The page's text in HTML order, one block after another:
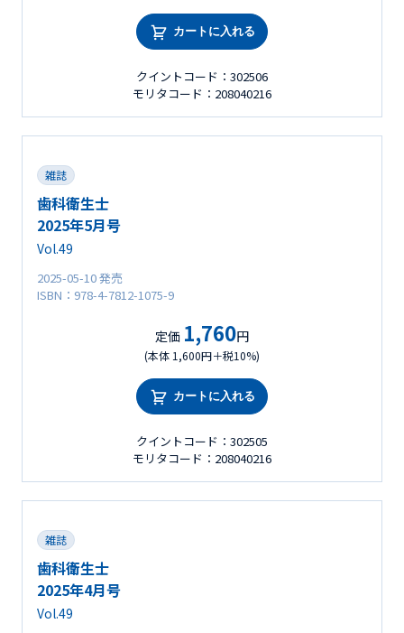
カートに入れる
クイントコード：302506
モリタコード：208040216
雑誌
歯科衛生士
2025年5月号
Vol.49
2025-05-10 発売
ISBN：978-4-7812-1075-9
定価 1,760円
(本体 1,600円＋税10%)
カートに入れる
クイントコード：302505
モリタコード：208040216
雑誌
歯科衛生士
2025年4月号
Vol.49